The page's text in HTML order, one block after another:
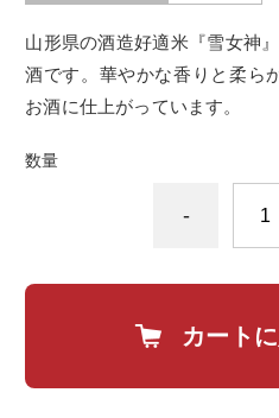
山形県の酒造好適米『雪女神
酒です。華やかな香りと柔ら
お酒に仕上がっています。
数量
-
カート